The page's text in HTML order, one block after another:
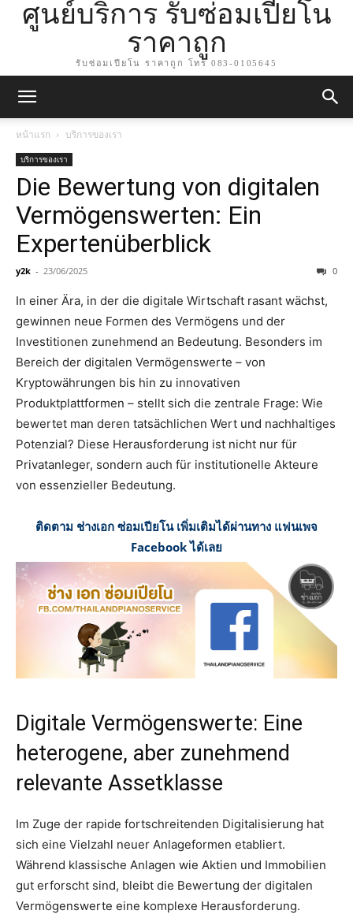
ศูนย์บริการ รับซ่อมเปียโน
ราคาถูก
รับซ่อมเปียโน ราคาถูก โทร 083-0105645
หน้าแรก บริการของเรา
บริการของเรา
Die Bewertung von digitalen
Vermögenswerten: Ein
Expertenüberblick
y2k - 23/06/2025 0
In einer Ära, in der die digitale Wirtschaft rasant wächst,
gewinnen neue Formen des Vermögens und der
Investitionen zunehmend an Bedeutung. Besonders im
Bereich der digitalen Vermögenswerte – von
Kryptowährungen bis hin zu innovativen
Produktplattformen – stellt sich die zentrale Frage: Wie
bewertet man deren tatsächlichen Wert und nachhaltiges
Potenzial? Diese Herausforderung ist nicht nur für
Privatanleger, sondern auch für institutionelle Akteure
von essenzieller Bedeutung.
ติดตาม ช่างเอก ซ่อมเปียโน เพิ่มเติมได้ผ่านทาง แฟนเพจ
Facebook ได้เลย
Digitale Vermögenswerte: Eine
heterogene, aber zunehmend
relevante Assetklasse
Im Zuge der rapide fortschreitenden Digitalisierung hat
sich eine Vielzahl neuer Anlageformen etabliert.
Während klassische Anlagen wie Aktien und Immobilien
gut erforscht sind, bleibt die Bewertung der digitalen
Vermögenswerte eine komplexe Herausforderung.